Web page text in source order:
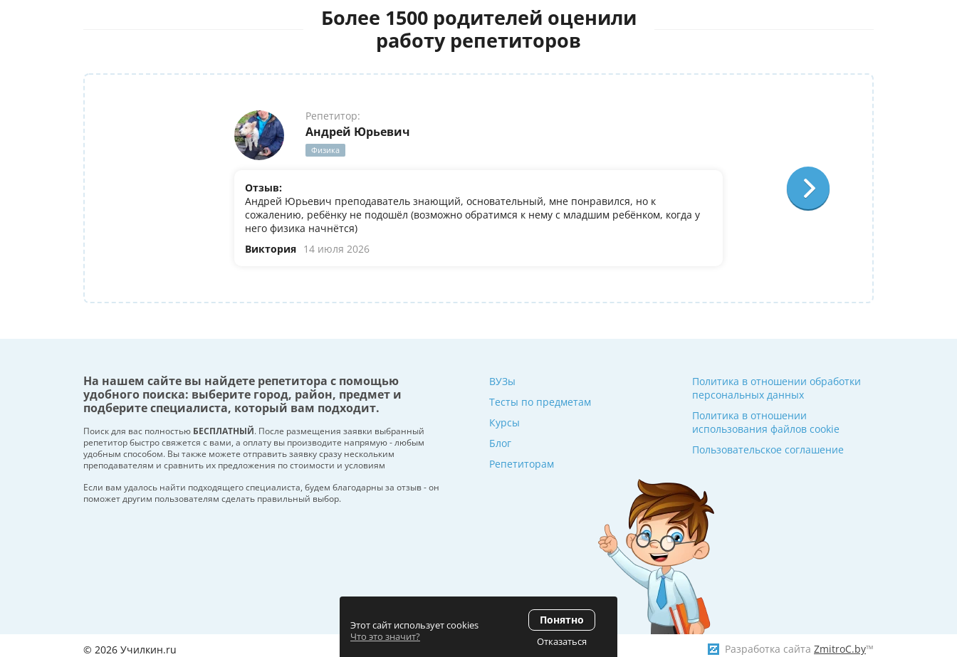
Более 1500 родителей оценили
работу репетиторов
Репетитор:
Андрей Юрьевич
Физика
Отзыв:
Андрей Юрьевич преподаватель знающий, основательный, мне понравился, но к
сожалению, ребёнку не подошёл (возможно обратимся к нему с младшим ребёнком, когда у
него физика начнётся)
Виктория 14 июля 2026
Ольга Александровна
У дочери есть желание поступить в it
олимпиадеого уровня 7 и 8 класс за
9. Искали посильнее преподавателя
Ольгой Александровне! Спасибо!
На нашем сайте вы найдете репетитора с помощью
удобного поиска: выберите город, район, предмет и
подберите специалиста, который вам подходит.
Поиск для вас полностью БЕСПЛАТНЫЙ. После размещения заявки выбранный
репетитор быстро свяжется с вами, а оплату вы производите напрямую - любым
удобным способом. Вы также можете отправить заявку сразу нескольким
преподавателям и сравнить их предложения по стоимости и условиям
Если вам удалось найти подходящего специалиста, будем благодарны за отзыв - он
поможет другим пользователям сделать правильный выбор.
ВУЗы
Тесты по предметам
Курсы
Блог
Репетиторам
Политика в отношении обработки
персональных данных
Политика в отношении
использования файлов cookie
Пользовательское соглашение
© 2026 Училкин.ru (120 отзывов) Разработка сайта ZmitroC.by™
Этот сайт использует cookies
Что это значит?
Понятно
Отказаться